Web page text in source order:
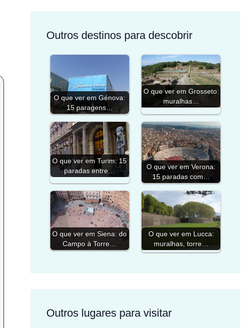
Outros destinos para descobrir
O que ver em Génova:
15 paragens…
O que ver em Grosseto:
muralhas…
O que ver em Turim: 15
paradas entre…
O que ver em Verona:
15 paradas com…
O que ver em Siena: do
Campo à Torre…
O que ver em Lucca:
muralhas, torre…
Outros lugares para visitar